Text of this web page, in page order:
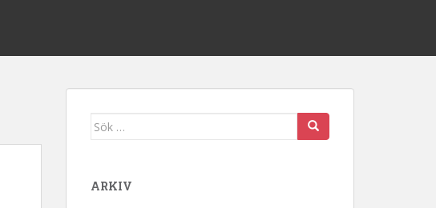
Sök
ARKIV